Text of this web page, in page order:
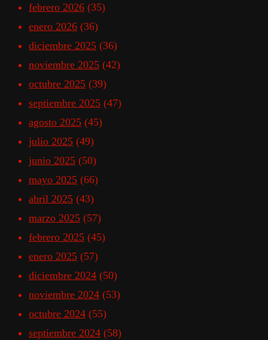
febrero 2026 (35)
enero 2026 (36)
diciembre 2025 (36)
noviembre 2025 (42)
octubre 2025 (39)
septiembre 2025 (47)
agosto 2025 (45)
julio 2025 (49)
junio 2025 (50)
mayo 2025 (66)
abril 2025 (43)
marzo 2025 (57)
febrero 2025 (45)
enero 2025 (57)
diciembre 2024 (50)
noviembre 2024 (53)
octubre 2024 (55)
septiembre 2024 (58)